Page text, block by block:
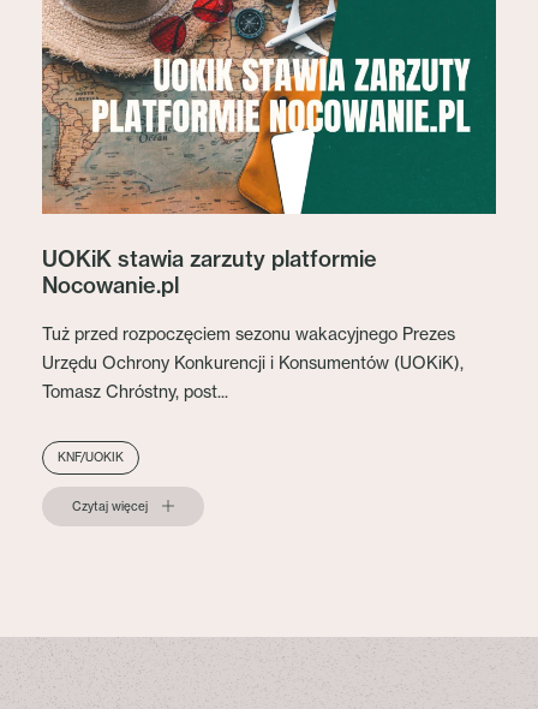
UOKiK stawia zarzuty platformie
Nocowanie.pl
Tuż przed rozpoczęciem sezonu wakacyjnego Prezes
Urzędu Ochrony Konkurencji i Konsumentów (UOKiK),
Tomasz Chróstny, post...
KNF/UOKIK
Czytaj więcej